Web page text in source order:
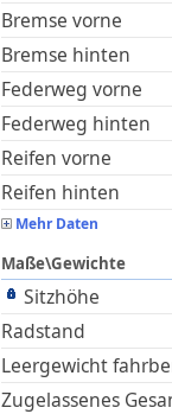
Bremse vorne
Bremse hinten
Federweg vorne
Federweg hinten
Reifen vorne
Reifen hinten
Mehr Daten
Maße\Gewichte
Sitzhöhe
Radstand
Leergewicht
Zugelassenes